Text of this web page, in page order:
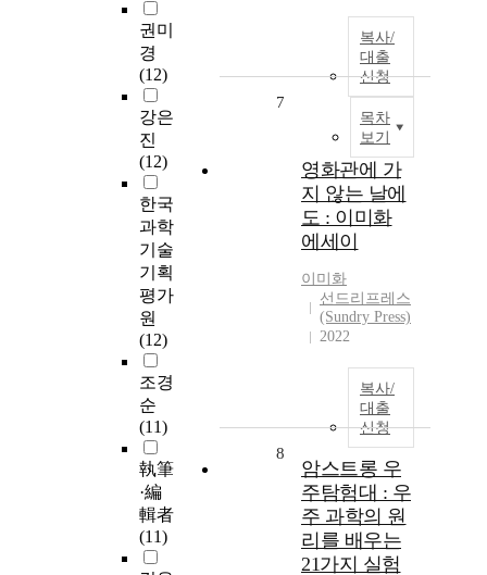
권미
경
(12)
강은
진
(12)
한국
과학
기술
기획
평가
원
(12)
조경
순
(11)
執筆
·編
輯者
(11)
복사/
대출
신청
목차
보기
7
영화관에 가
지 않는 날에
도 : 이미화
에세이
이미화
선드리프레스
(Sundry Press)
2022
복사/
대출
신청
8
암스트롱 우
주탐험대 : 우
주 과학의 원
리를 배우는
21가지 실험